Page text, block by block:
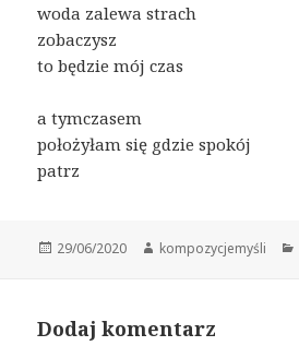
woda zalewa strach
zobaczysz
to będzie mój czas
a tymczasem
położyłam się gdzie spokój
patrz
Data
29/06/2020 Autor
kompozycjemyśli
Dodaj komentarz